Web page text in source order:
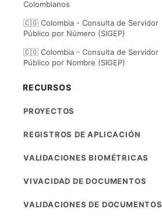
Colombianos
🇨🇴 Colombia - Consulta de Servidor
Público por Número (SIGEP)
🇨🇴 Colombia - Consulta de Servidor
Público por Nombre (SIGEP)
RECURSOS
PROYECTOS
REGISTROS DE APLICACIÓN
VALIDACIONES BIOMÉTRICAS
VIVACIDAD DE DOCUMENTOS
VALIDACIONES DE DOCUMENTOS